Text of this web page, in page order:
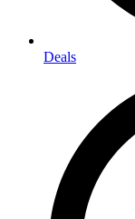
Deals